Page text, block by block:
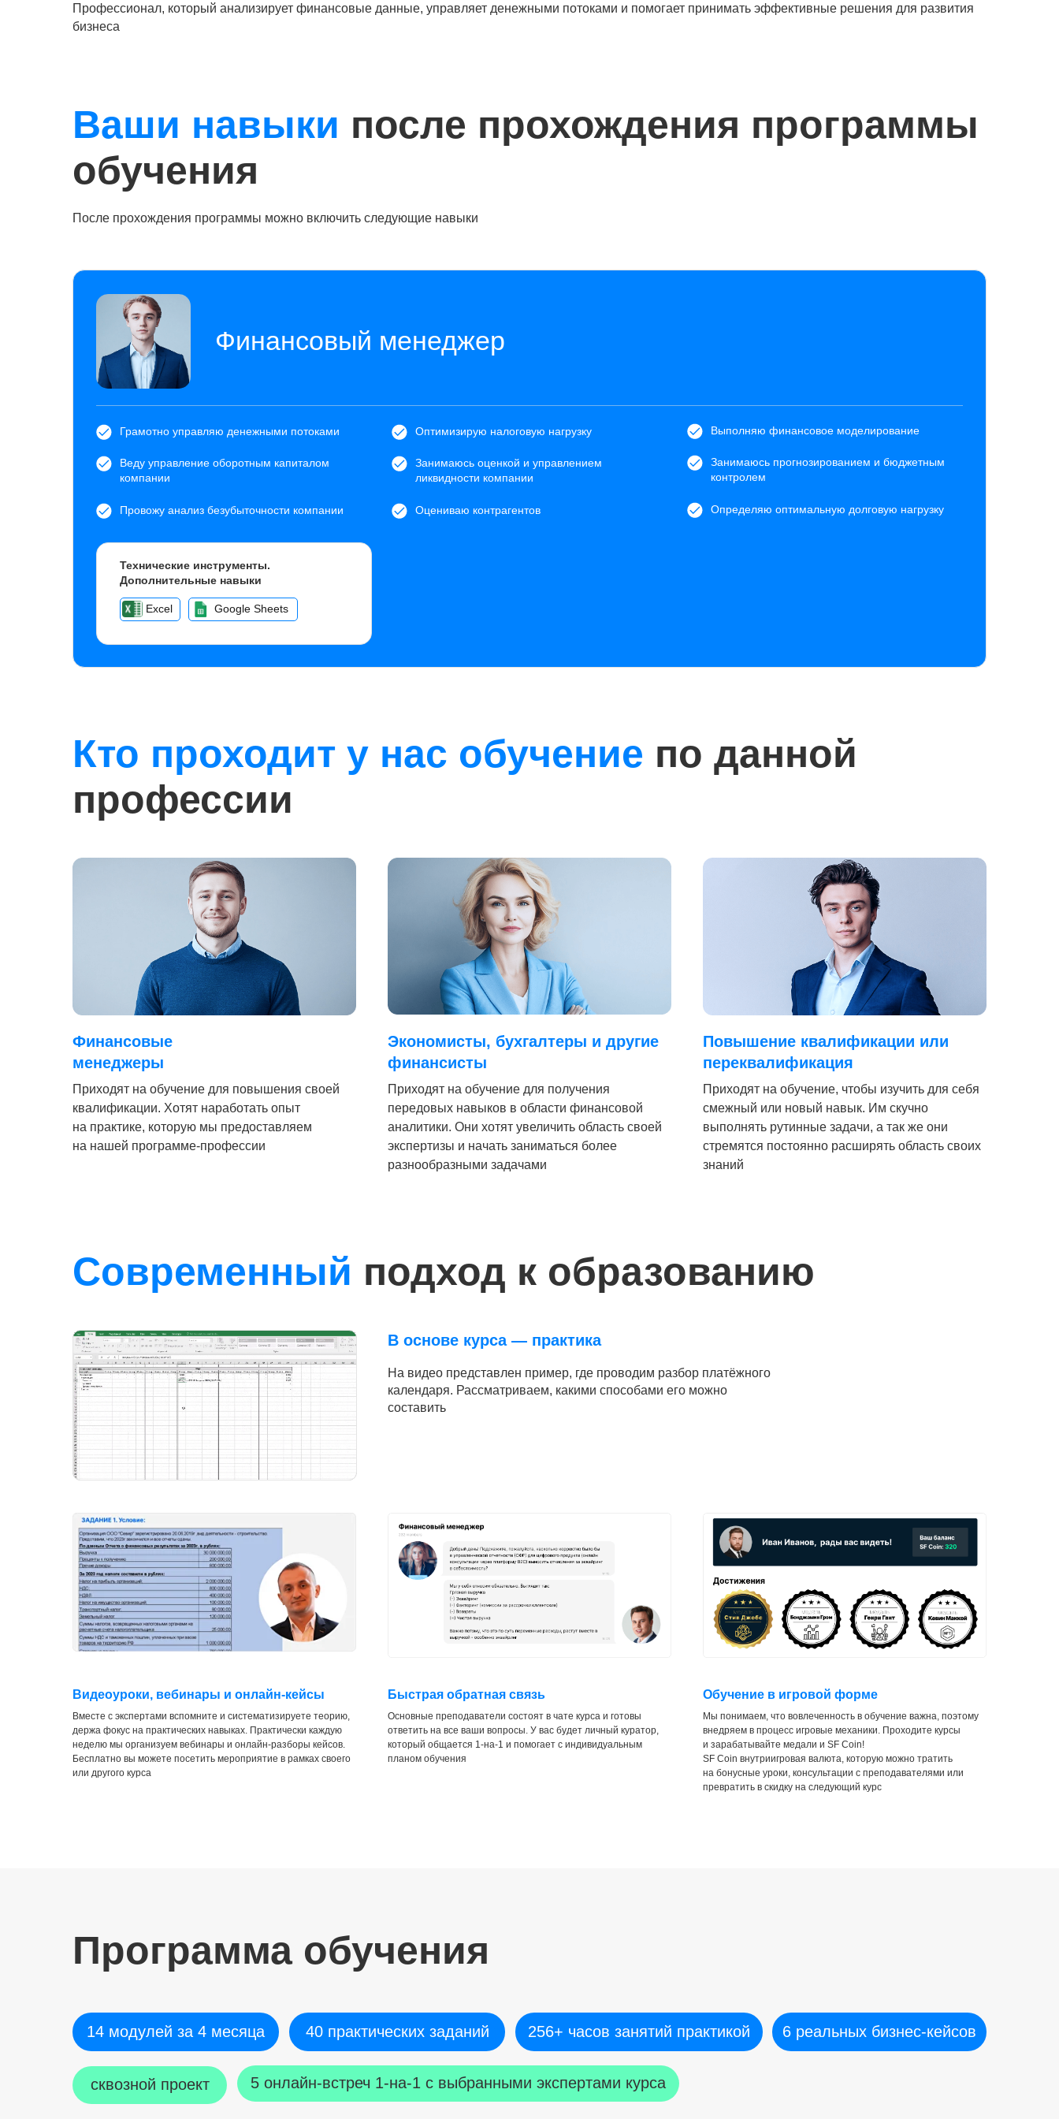
Профессионал, который анализирует финансовые данные, управляет денежными потоками и помогает принимать эффективные решения для развития
бизнеса
Ваши навыки после прохождения программы
обучения
После прохождения программы можно включить следующие навыки
Грамотно управляю денежными потоками
Финансовый менеджер
Выполняю финансовое моделирование
Веду управление оборотным капиталом
компании
Занимаюсь прогнозированием и бюджетным
контролем
Занимаюсь оценкой и управлением
ликвидности компании
Оптимизирую налоговую нагрузку
Технические инструменты.
Дополнительные навыки
Провожу анализ безубыточности компании Определяю оптимальную долговую нагрузку
Excel Google Sheets
Оцениваю контрагентов
Кто проходит у нас обучение по данной
профессии
Финансовые
менеджеры
Приходят на обучение для повышения своей
квалификации. Хотят наработать опыт
на практике, которую мы предоставляем
на нашей программе-профессии
Экономисты, бухгалтеры и другие
финансисты
Приходят на обучение для получения
передовых навыков в области финансовой
аналитики. Они хотят увеличить область своей
экспертизы и начать заниматься более
разнообразными задачами
Повышение квалификации или
переквалификация
Приходят на обучение, чтобы изучить для себя
смежный или новый навык. Им скучно
выполнять рутинные задачи, а так же они
стремятся постоянно расширять область своих
знаний
Современный подход к образованию
В основе курса — практика
На видео представлен пример, где проводим разбор платёжного
календаря. Рассматриваем, какими способами его можно
составить
Видеоуроки, вебинары и онлайн-кейсы
Вместе с экспертами вспомните и систематизируете теорию,
держа фокус на практических навыках. Практически каждую
неделю мы организуем вебинары и онлайн-разборы кейсов.
Бесплатно вы можете посетить мероприятие в рамках своего
или другого курса
Быстрая обратная связь
Основные преподаватели состоят в чате курса и готовы
ответить на все ваши вопросы. У вас будет личный куратор,
который общается 1-на-1 и помогает с индивидуальным
планом обучения
Обучение в игровой форме
Мы понимаем, что вовлеченность в обучение важна, поэтому
внедряем в процесс игровые механики. Проходите курсы
и зарабатывайте медали и SF Coin!
SF Coin внутриигровая валюта, которую можно тратить
на бонусные уроки, консультации с преподавателями или
превратить в скидку на следующий курс
Программа обучения
14 модулей за 4 месяца 40 практических заданий 256+ часов занятий практикой 6 реальных бизнес-кейсов
5 онлайн-встреч 1-на-1 с выбранными экспертами курса
сквозной проект